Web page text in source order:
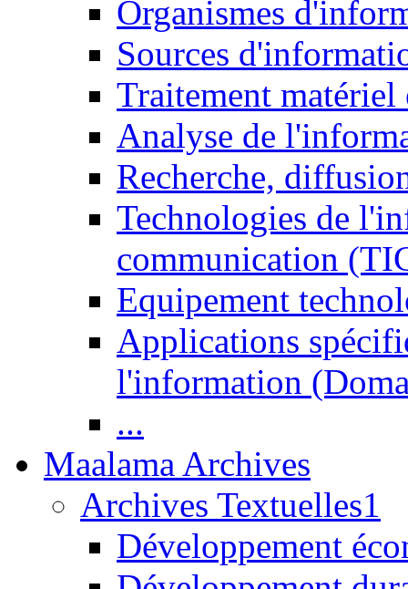
Organismes
Sources
Traitement matériel
Analyse de
Recherche,
Technologies de
communication
Equipement
Applications
l'information
...
Maalama Archives
Archives Textuelles1
Développement